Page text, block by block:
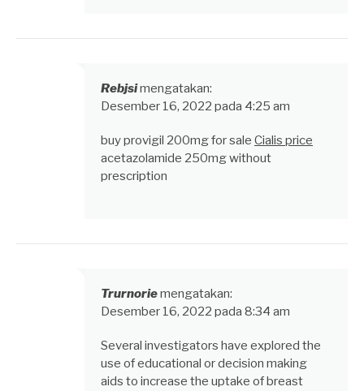
Rebjsimengatakan:
Desember 16, 2022 pada 4:25 am
buy provigil 200mg for sale Cialis price
acetazolamide 250mg without
prescription
Trurnoriemengatakan:
Desember 16, 2022 pada 8:34 am
Several investigators have explored the
use of educational or decision making
aids to increase the uptake of breast